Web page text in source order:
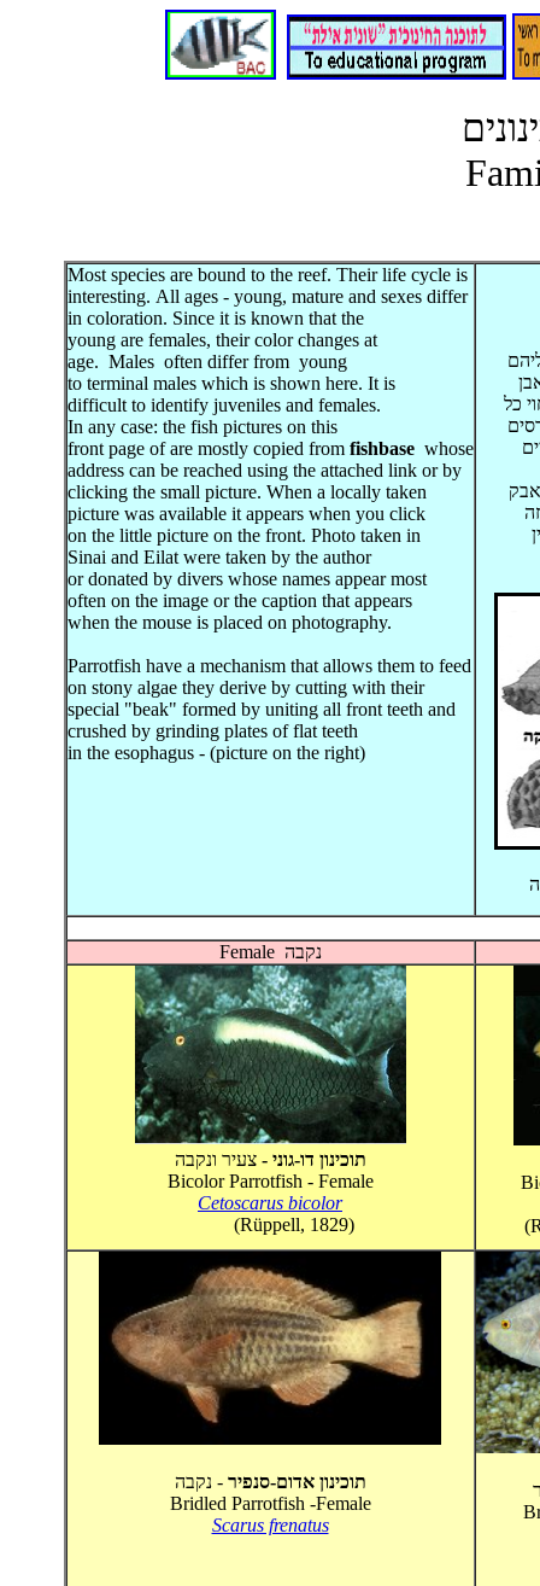
Most species are bound to the reef. Their life cycle is
interesting. All ages - young, mature and sexes differ
in coloration. Since it is known that the
young are females, their color changes at
age. Males often differ from young
to terminal males which is shown here. It is
difficult to identify juveniles and females.
In any case: the fish pictures on this
front page of are mostly copied from fishbase whose
address can be reached using the attached link or by
clicking the small picture. When a locally taken
picture was available it appears when you click
on the little picture on the front. Photo taken in
Sinai and Eilat were taken by the author
or donated by divers whose names appear most
often on the image or the caption that appears
when the mouse is placed on photography.
Parrotfish have a mechanism that allows them to feed
on stony algae they derive by cutting with their
special "beak" formed by uniting all front teeth and
crushed by grinding plates of flat teeth
in the esophagus - (picture on the right)
כל
Female נקבה
תוכינון דו-גוני - צעיר ונקבה
Bicolor Parrotfish - Female
Cetoscarus bicolor
(Rüppell, 1829)
תוכינון אדום-סנפיר - נקבה
Bridled Parrotfish -Female
Scarus frenatus